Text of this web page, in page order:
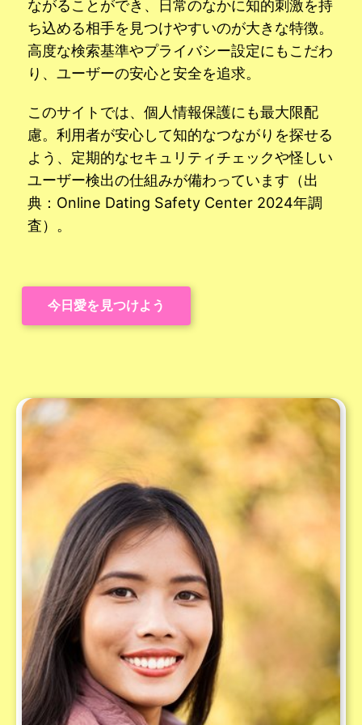
ながることができ、日常のなかに知的刺激を持
ち込める相手を見つけやすいのが大きな特徴。
高度な検索基準やプライバシー設定にもこだわ
り、ユーザーの安心と安全を追求。
このサイトでは、個人情報保護にも最大限配
慮。利用者が安心して知的なつながりを探せる
よう、定期的なセキュリティチェックや怪しい
ユーザー検出の仕組みが備わっています（出
典：Online Dating Safety Center 2024年調
査）。
今日愛を見つけよう